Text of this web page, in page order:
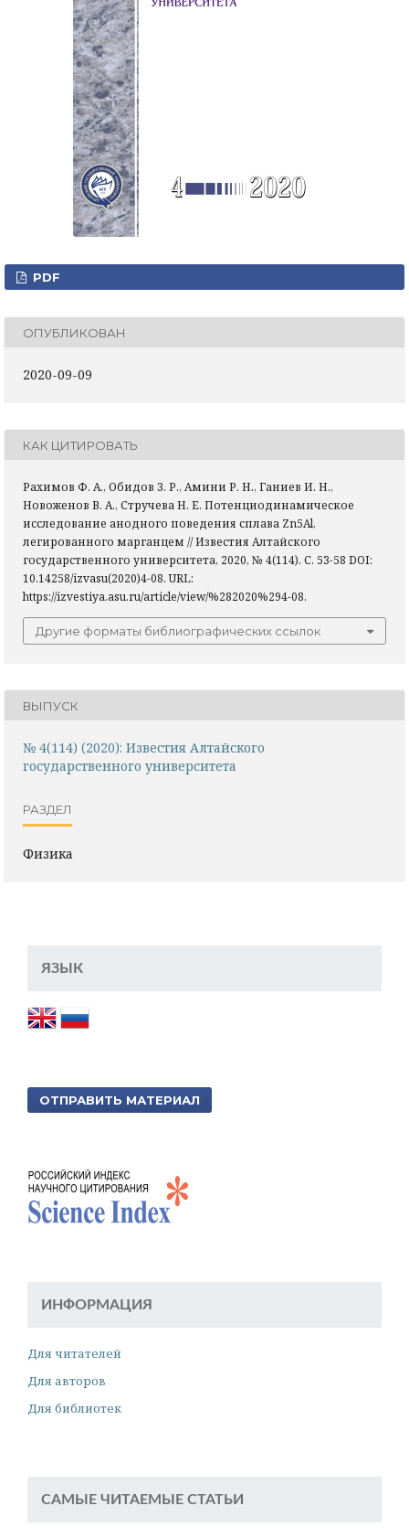
PDF
ОПУБЛИКОВАН
2020-09-09
КАК ЦИТИРОВАТЬ
Рахимов Ф. А., Обидов З. Р., Амини Р. Н., Ганиев И. Н.,
Новоженов В. А., Стручева Н. Е. Потенциодинамическое
исследование анодного поведения сплава Zn5Al,
легированного марганцем // Известия Алтайского
государственного университета, 2020, № 4(114). С. 53-58 DOI:
10.14258/izvasu(2020)4-08. URL:
https://izvestiya.asu.ru/article/view/%282020%294-08.
Другие форматы библиографических ссылок
ВЫПУСК
№ 4(114) (2020): Известия Алтайского
государственного университета
РАЗДЕЛ
Физика
ЯЗЫК
ОТПРАВИТЬ МАТЕРИАЛ
ИНФОРМАЦИЯ
Для читателей
Для авторов
Для библиотек
САМЫЕ ЧИТАЕМЫЕ СТАТЬИ